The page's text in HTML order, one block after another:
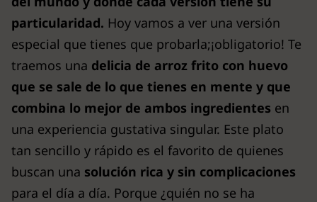
particularidad. Hoy vamos a ver una versión
especial que tienes que probarla;¡obligatorio! Te
traemos una delicia de arroz frito con huevo
que se sale de lo que tienes en mente y que
combina lo mejor de ambos ingredientes en
una experiencia gustativa singular. Este plato
tan sencillo y rápido es el favorito de quienes
buscan una solución rica y sin complicaciones
para el día a día. Porque ¿quién no se ha